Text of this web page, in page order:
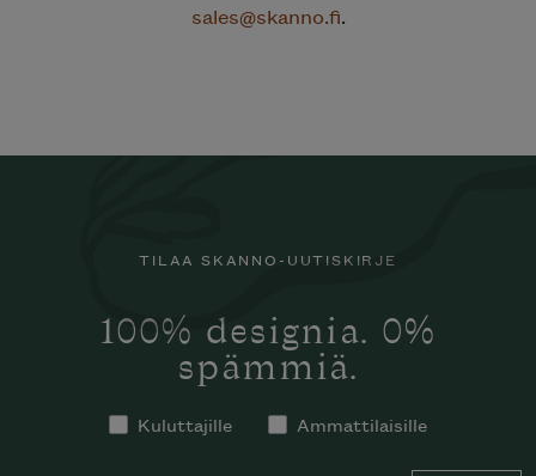
sales@skanno.fi.
TILAA SKANNO-UUTISKIRJE
100% designia. 0%
spämmiä.
Kuluttajille Ammattilaisille